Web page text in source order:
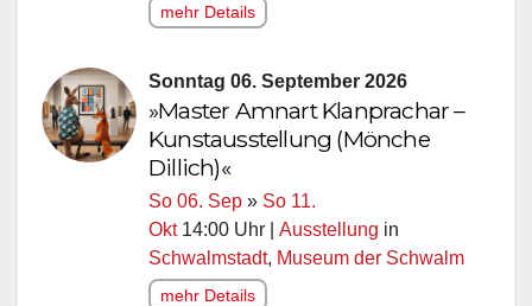
mehr Details
Sonntag 06. September 2026
»Master Amnart Klanprachar –
Kunstausstellung (Mönche
Dillich)«
So 06. Sep » So 11.
Okt14:00 Uhr | Ausstellung in
Schwalmstadt, Museum der Schwalm
mehr Details